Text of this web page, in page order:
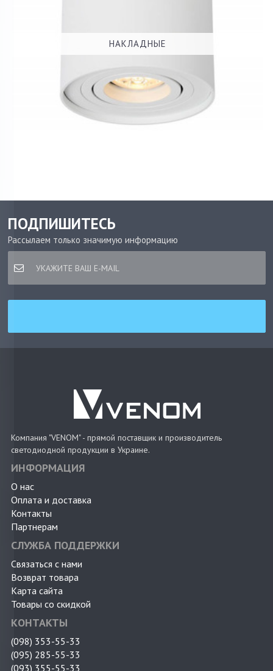
НАКЛАДНЫЕ
ПОДПИШИТЕСЬ
Рассылаем только значимую информацию
Компания "VENOM" - прямой поставщик и производитель
светодиодной продукции в Украине.
ИНФОРМАЦИЯ
О нас
Оплата и доставка
Контакты
Партнерам
СЛУЖБА ПОДДЕРЖКИ
Связаться с нами
Возврат товара
Карта сайта
Товары со скидкой
КОНТАКТЫ
(098) 353-55-33
(095) 285-55-33
(093) 355-55-33